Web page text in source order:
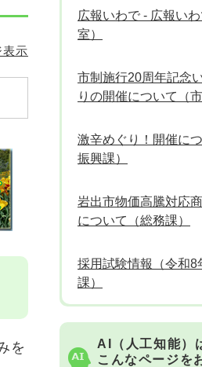
表示
を
広報いわで - 広報い
室）
市制施行20周年記念
りの開催について（市
激辛めぐり！開催に
振興課）
岩出市物価高騰対応
について（総務課）
採用試験情報（令和8
課）
AI（人工知能）
こんなページを